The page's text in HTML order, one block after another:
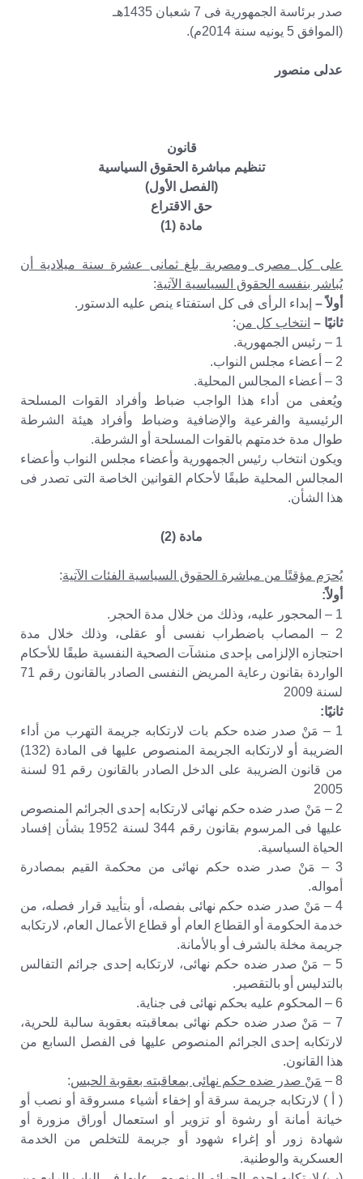
صدر برئاسة الجمهورية فى 7 شعبان 1435هـ
(الموافق 5 يونيه سنة 2014م).
عدلى منصور
قانون
تنظيم مباشرة الحقوق السياسية
(الفصل الأول)
حق الاقتراع
مادة (1)
على كل مصرى ومصرية بلغ ثمانى عشرة سنة ميلادية أن
يُباشر بنفسه الحقوق السياسية الآتية:
أولاً – إبداء الرأى فى كل استفتاء ينص عليه الدستور.
ثانيًا – انتخاب كل من:
1 – رئيس الجمهورية.
2 – أعضاء مجلس النواب.
3 – أعضاء المجالس المحلية.
ويُعفى من أداء هذا الواجب ضباط وأفراد القوات المسلحة
الرئيسية والفرعية والإضافية وضباط وأفراد هيئة الشرطة
طوال مدة خدمتهم بالقوات المسلحة أو الشرطة.
ويكون انتخاب رئيس الجمهورية وأعضاء مجلس النواب وأعضاء
المجالس المحلية طبقًا لأحكام القوانين الخاصة التى تصدر فى
هذا الشأن.
مادة (2)
يُحرَم مؤقتًا من مباشرة الحقوق السياسية الفئات الآتية:
أولاً:
1 – المحجور عليه، وذلك من خلال مدة الحجر.
2 – المصاب باضطراب نفسى أو عقلى، وذلك خلال مدة
احتجازه الإلزامى بإحدى منشآت الصحية النفسية طبقًا للأحكام
الواردة بقانون رعاية المريض النفسى الصادر بالقانون رقم 71
لسنة 2009
ثانيًا:
1 – مَنْ صدر ضده حكم بات لارتكابه جريمة التهرب من أداء
الضريبة أو لارتكابه الجريمة المنصوص عليها فى المادة (132)
من قانون الضريبة على الدخل الصادر بالقانون رقم 91 لسنة
2005
2 – مَنْ صدر ضده حكم نهائى لارتكابه إحدى الجرائم المنصوص
عليها فى المرسوم بقانون رقم 344 لسنة 1952 بشأن إفساد
الحياة السياسية.
3 – مَنْ صدر ضده حكم نهائى من محكمة القيم بمصادرة
أمواله.
4 – مَنْ صدر ضده حكم نهائى بفصله، أو بتأييد قرار فصله، من
خدمة الحكومة أو القطاع العام أو قطاع الأعمال العام، لارتكابه
جريمة مخلة بالشرف أو بالأمانة.
5 – مَنْ صدر ضده حكم نهائى، لارتكابه إحدى جرائم التفالس
بالتدليس أو بالتقصير.
6 – المحكوم عليه بحكم نهائى فى جناية.
7 – مَنْ صدر ضده حكم نهائى بمعاقبته بعقوبة سالبة للحرية،
لارتكابه إحدى الجرائم المنصوص عليها فى الفصل السابع من
هذا القانون.
8 –
مَنْ صدر ضده حكم نهائى بمعاقبته بعقوبة الحبس:
( أ ) لارتكابه جريمة سرقة أو إخفاء أشياء مسروقة أو نصب أو
خيانة أمانة أو رشوة أو تزوير أو استعمال أوراق مزورة أو
شهادة زور أو إغراء شهود أو جريمة للتخلص من الخدمة
العسكرية والوطنية.